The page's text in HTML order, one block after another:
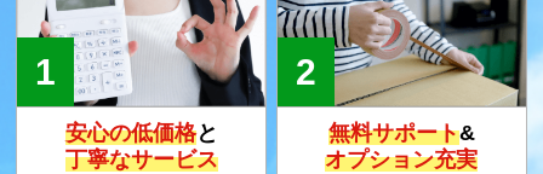
安心の低価格と
丁寧なサービス
無料サポート&
オプション充実